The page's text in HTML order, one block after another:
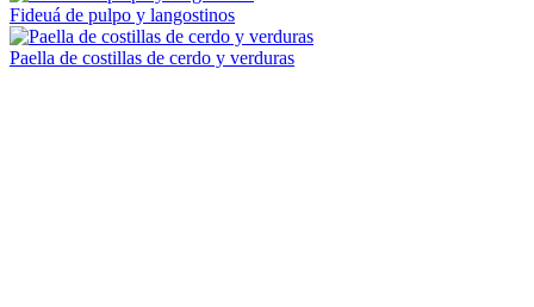
Fideuá de pulpo y langostinos
Paella de costillas de cerdo y verduras